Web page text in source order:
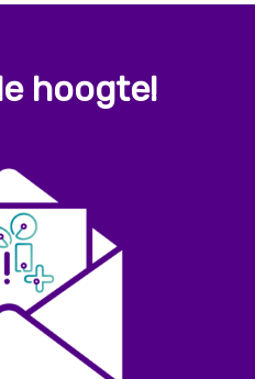
hoogte!